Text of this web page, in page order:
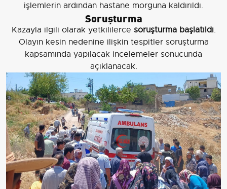
işlemlerin ardından hastane morguna kaldırıldı.
Soruşturma
Kazayla ilgili olarak yetkililerce soruşturma başlatıldı.
Olayın kesin nedenine ilişkin tespitler soruşturma
kapsamında yapılacak incelemeler sonucunda
açıklanacak.